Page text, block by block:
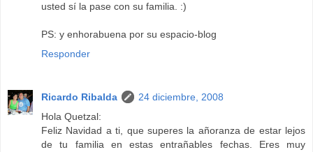
usted sí la pase con su familia. :)
PS: y enhorabuena por su espacio-blog
Responder
Ricardo Ribalda
24 diciembre, 2008
Hola Quetzal:
Feliz Navidad a ti, que superes la añoranza de estar lejos
de tu familia en estas entrañables fechas. Eres muy